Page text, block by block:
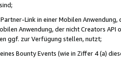
Link in einer Mobilen
Anwendung, der nicht Creators
ggf. zur Verfügung stellen, nutzt;
Bounty Events (wie in Ziffer 4 (a)